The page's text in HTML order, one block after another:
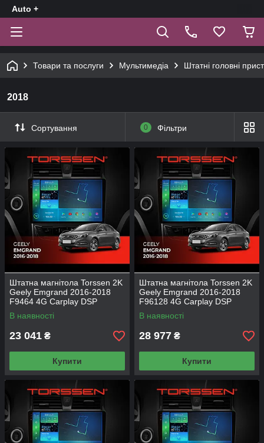
Auto +
Товари та послуги Мультимедіа Штатні головні
2018
Сортування 0 Фільтри
Штатна магнітола Torssen 2K
Geely Emgrand 2016-2018
F9464 4G Carplay DSP
В наявності
23 041 ₴
Купити
Штатна магнітола Torssen 2K
Geely Emgrand 2016-2018
F96128 4G Carplay DSP
В наявності
28 977 ₴
Купити